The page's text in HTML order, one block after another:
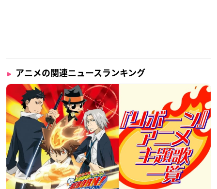
アニメの関連ニュースランキング